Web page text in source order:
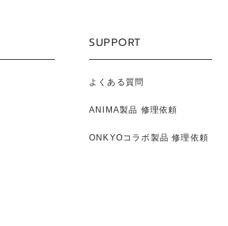
SUPPORT
よくある質問
ANIMA製品 修理依頼
ONKYOコラボ製品 修理依頼